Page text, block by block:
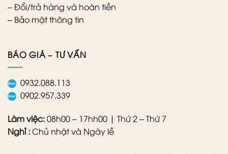
–Đổi/trả hàng và hoàn tiền
– Bảo mật thông tin
BÁO GIÁ – TƯ VẤN
0932.088.113
0902.957.339
Làm việc:08h00 – 17hh00 | Thứ 2 – Thứ 7
Nghỉ :Chủ nhật và Ngày lễ